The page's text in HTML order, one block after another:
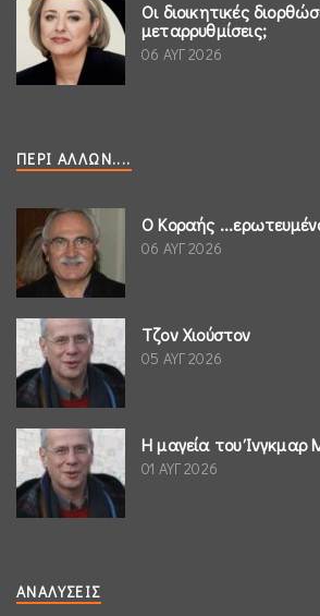
Οι διοικητικές
μεταρρυθμίσεις;
06 ΑΥΓ 2026
ΠΕΡΊ ΆΛΛΩΝ....
Ο Κοραής
06 ΑΥΓ 2026
Τζον Χιούστον
05 ΑΥΓ 2026
Η μαγεία του Ίνγκμαρ
01 ΑΥΓ 2026
ΑΝΑΛΎΣΕΙΣ